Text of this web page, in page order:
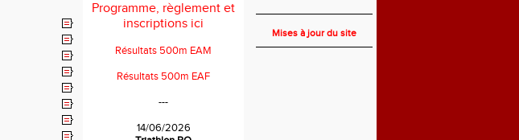
Programme, règlement et
inscriptions ici
Résultats 500m EAM
Résultats 500m EAF
---
14/06/2026
Mises à jour du site